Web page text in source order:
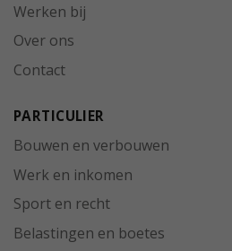
Werken bij
Over ons
Contact
PARTICULIER
Bouwen en verbouwen
Werk en inkomen
Sport en recht
Belastingen en boetes